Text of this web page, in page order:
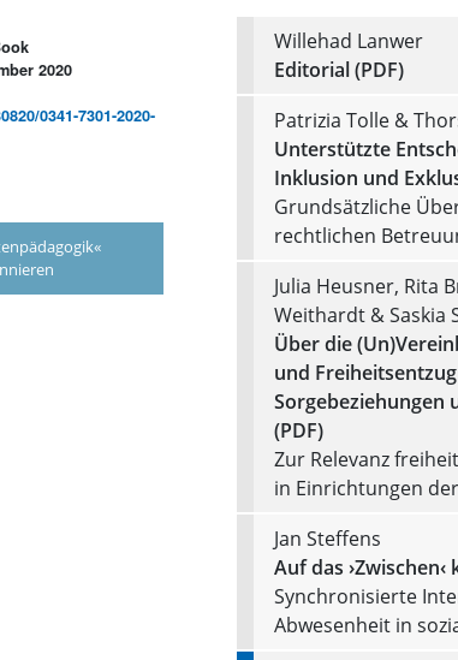
2020
0341-7301-2020-
Willehad Lanwer
Editorial (PDF)
Patrizia Tolle &
Unterstützte
Inklusion und
Grundsätzliche
rechtlichen
Julia Heusner, Rita
Weithardt & Saskia
Über die
und
Sorgebeziehungen
(PDF)
Zur Relevanz
in Einrichtungen
Jan Steffens
Auf das ›Zwischen‹
Synchronisierte
Abwesenheit in